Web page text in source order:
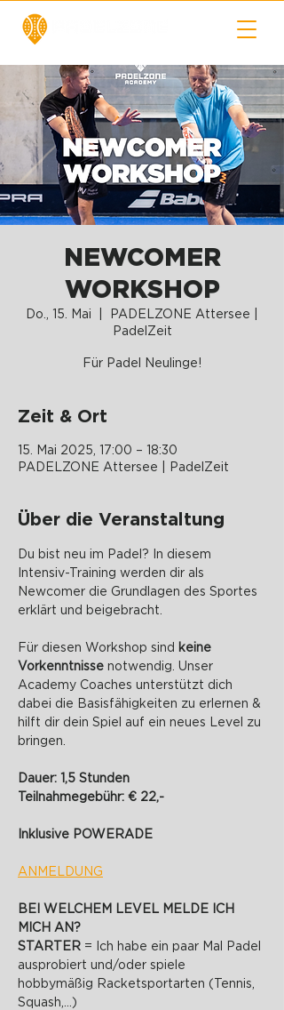
NEWCOMER
WORKSHOP
Do., 15. Mai
PADELZONE Attersee |
PadelZeit
Für Padel Neulinge!
Zeit & Ort
15. Mai 2025, 17:00 – 18:30
PADELZONE Attersee | PadelZeit
Über die Veranstaltung
Du bist neu im Padel? In diesem
Intensiv-Training werden dir als
Newcomer die Grundlagen des Sportes
erklärt und beigebracht.
Für diesen Workshop sind keine
Vorkenntnisse notwendig. Unser
Academy Coaches unterstützt dich
dabei die Basisfähigkeiten zu erlernen &
hilft dir dein Spiel auf ein neues Level zu
bringen.
Dauer: 1,5 Stunden
Teilnahmegebühr: € 22,-
Inklusive POWERADE
ANMELDUNG
BEI WELCHEM LEVEL MELDE ICH
MICH AN?
STARTER = Ich habe ein paar Mal Padel
ausprobiert und/oder spiele
hobbymäßig Racketsportarten (Tennis,
Squash,...)